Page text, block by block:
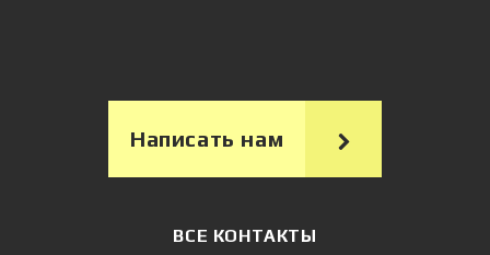
Написать нам
ВСЕ КОНТАКТЫ